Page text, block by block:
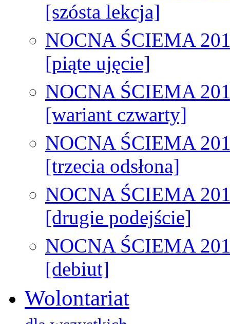
[szósta lekcja]
NOCNA ŚCIEMA
[piąte ujęcie]
NOCNA ŚCIEMA
[wariant czwarty]
NOCNA ŚCIEMA
[trzecia odsłona]
NOCNA ŚCIEMA
[drugie podejście]
NOCNA ŚCIEMA
[debiut]
Wolontariat